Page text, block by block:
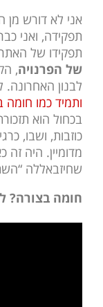
אני לא דורש מן
תפקידה, ואני
תפקידו של
של הפרנויה
לבנון
ותמיד כמו חומה
בכחול הוא
כוזבות, ושבו,
מדומיין. היה
שחיזבאללה
חומה בצורה?